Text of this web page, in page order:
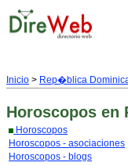
Inicio > Rep�blica
Horoscopos en
Horoscopos
Horoscopos - asociaciones
Horoscopos - blogs